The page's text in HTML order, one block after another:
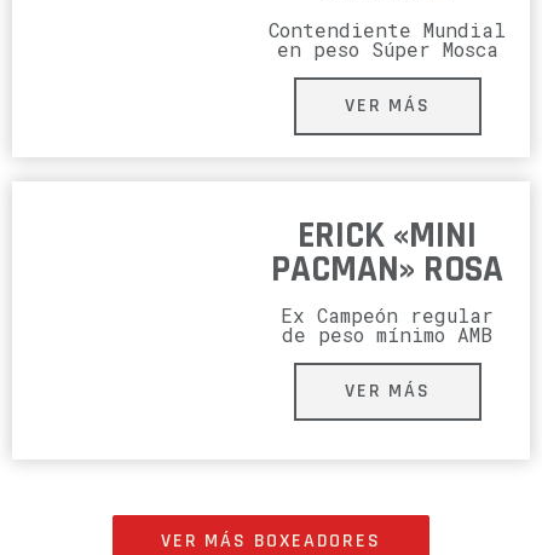
Contendiente Mundial
en peso Súper Mosca
VER MÁS
ERICK «MINI
PACMAN» ROSA
Ex Campeón regular
de peso mínimo AMB
VER MÁS
VER MÁS BOXEADORES